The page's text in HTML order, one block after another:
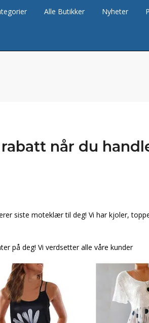
Alle Butikker Nyheter
rabatt når du
siste moteklær til deg! Vi har kjoler,
på deg! Vi verdsetter alle våre kunder